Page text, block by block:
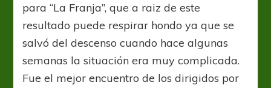
para “La Franja”, que a raiz de este
resultado puede respirar hondo ya que se
salvó del descenso cuando hace algunas
semanas la situación era muy complicada.
Fue el mejor encuentro de los dirigidos por